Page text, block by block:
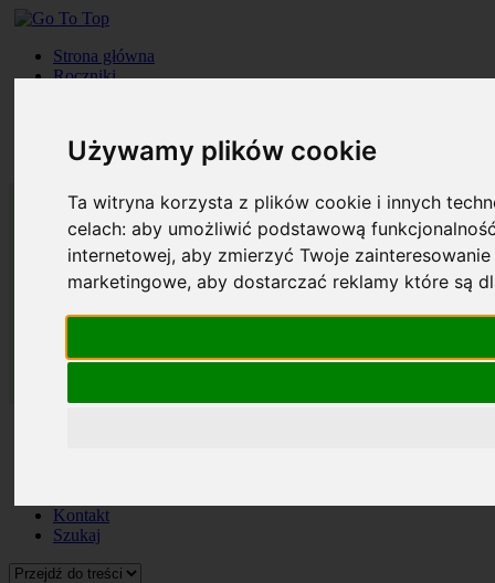
Używamy plików cookie
Ta witryna korzysta z plików cookie i innych
celach:aby umożliwić podstawową
internetowej,aby zmierzyć Twoje
marketingowe,aby dostarczać reklamy które są
Strona główna
Roczniki
Kontakt
Szukaj
Kontakt
Szukaj